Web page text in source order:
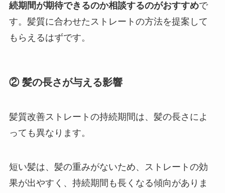
続期間が期待できるのか相談するのがおすすめで
す。髪質に合わせたストレートの方法を提案して
もらえるはずです。
② 髪の長さが与える影響
髪質改善ストレートの持続期間は、髪の長さによ
っても異なります。
短い髪は、髪の重みがないため、ストレートの効
果が出やすく、持続期間も長くなる傾向がありま